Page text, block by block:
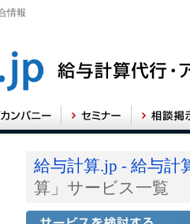
情報
給与計算.jp - 給与
算」サービス一覧